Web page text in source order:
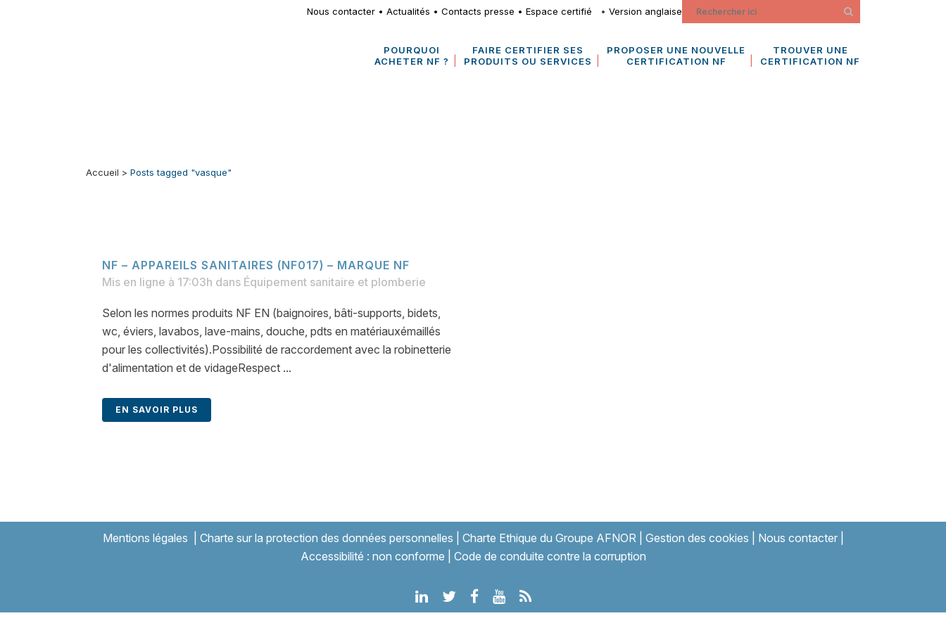
Nous contacter •Actualités •Contacts presse •Espace certifié •Version anglaise
POURQUOI
ACHETER NF ?
FAIRE CERTIFIER SES
PRODUITS OU SERVICES
PROPOSER UNE NOUVELLE
CERTIFICATION NF
TROUVER UNE
CERTIFICATION NF
Accueil > Posts tagged "vasque"
NF – APPAREILS SANITAIRES (NF017) – MARQUE NF
Mis en ligne à 17:03h dans Équipement sanitaire et plomberie
Selon les normes produits NF EN (baignoires, bâti-supports, bidets,
wc, éviers, lavabos, lave-mains, douche, pdts en matériauxémaillés
pour les collectivités).Possibilité de raccordement avec la robinetterie
d'alimentation et de vidageRespect ...
EN SAVOIR PLUS
Mentions légales Charte sur la protection des données personnelles Charte Ethique du Groupe AFNOR| Gestion des cookies Nous contacter|
Accessibilité : non conforme
Code de conduite contre la corruption